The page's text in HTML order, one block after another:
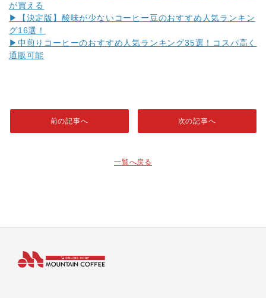
が買える
▶【決定版】酸味が少ないコーヒー豆のおすすめ人気ランキン
グ16選！
▶中煎りコーヒーのおすすめ人気ランキング35選！コスパ高く
通販可能
前の記事へ
一覧へ戻る
次の記事へ